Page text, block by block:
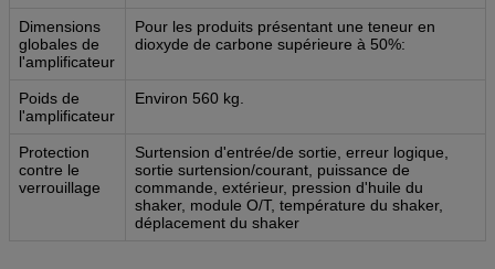
Dimensions
globales de
l'amplificateur
Pour les produits présentant une teneur en
dioxyde de carbone supérieure à 50%:
Poids de
l'amplificateur
Environ 560 kg.
Protection
contre le
verrouillage
Surtension d'entrée/de sortie, erreur logique,
sortie surtension/courant, puissance de
commande, extérieur, pression d'huile du
shaker, module O/T, température du shaker,
déplacement du shaker